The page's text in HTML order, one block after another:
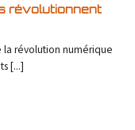
révolutionnent
la révolution numérique
[...]